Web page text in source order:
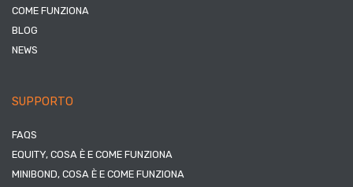
COME FUNZIONA
BLOG
NEWS
SUPPORTO
FAQS
EQUITY, COSA È E COME FUNZIONA
MINIBOND, COSA È E COME FUNZIONA